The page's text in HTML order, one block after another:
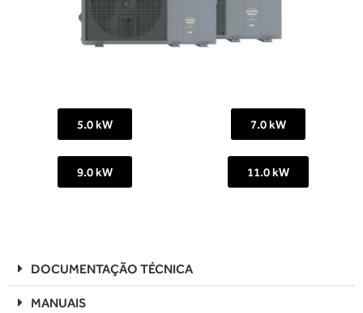
5.0 kW
9.0 kW
7.0 kW
11.0 kW
DOCUMENTAÇÃO TÉCNICA
MANUAIS